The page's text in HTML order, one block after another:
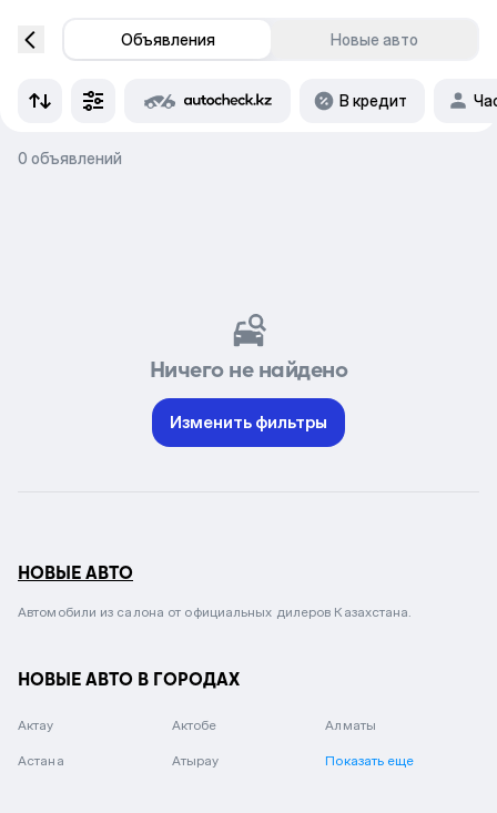
Объявления Новые авто
В кредит
0 объявлений
Ничего не найдено
Изменить фильтры
НОВЫЕ АВТО
Автомобили из салона от официальных дилеров Казахстана.
НОВЫЕ АВТО В ГОРОДАХ
Актау Актобе Алматы
Астана Атырау Показать еще